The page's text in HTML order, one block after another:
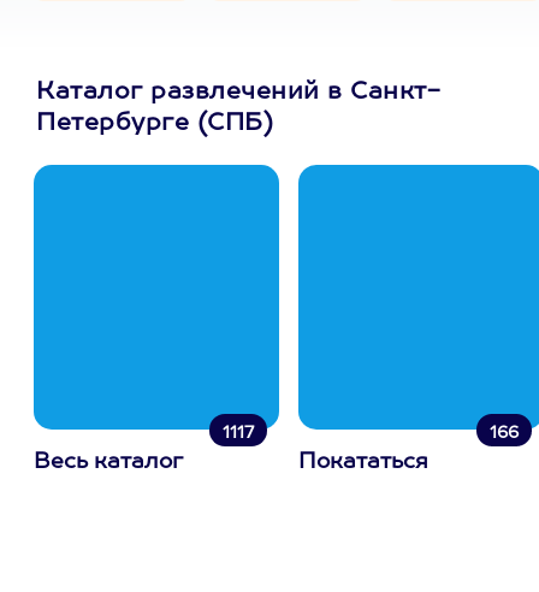
Каталог развлечений в Санкт-
Петербурге (СПБ)
1117
Весь каталог
166
Покататься